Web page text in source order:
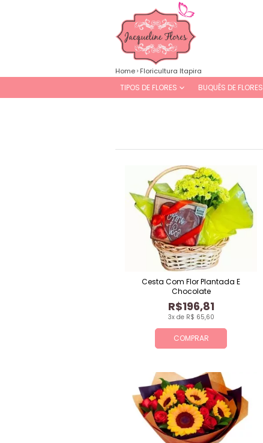
TIPOS DE FLORES BUQUÊS DE FLORES
Home Floricultura Itapira
COMPRAR
3x de R$ 65,60
R$196,81
Cesta Com Flor Plantada E
Chocolate